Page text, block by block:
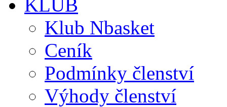
KLUB
Klub Nbasket
Ceník
Podmínky členství
Výhody členství